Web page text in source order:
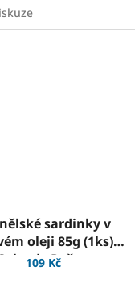
sardinky v
oleji 85g (1ks) -
Cabo de Peňas
109 Kč